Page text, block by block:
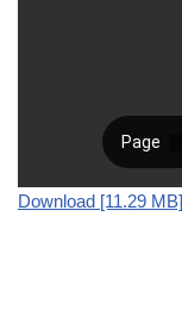
Download [11.29 MB]